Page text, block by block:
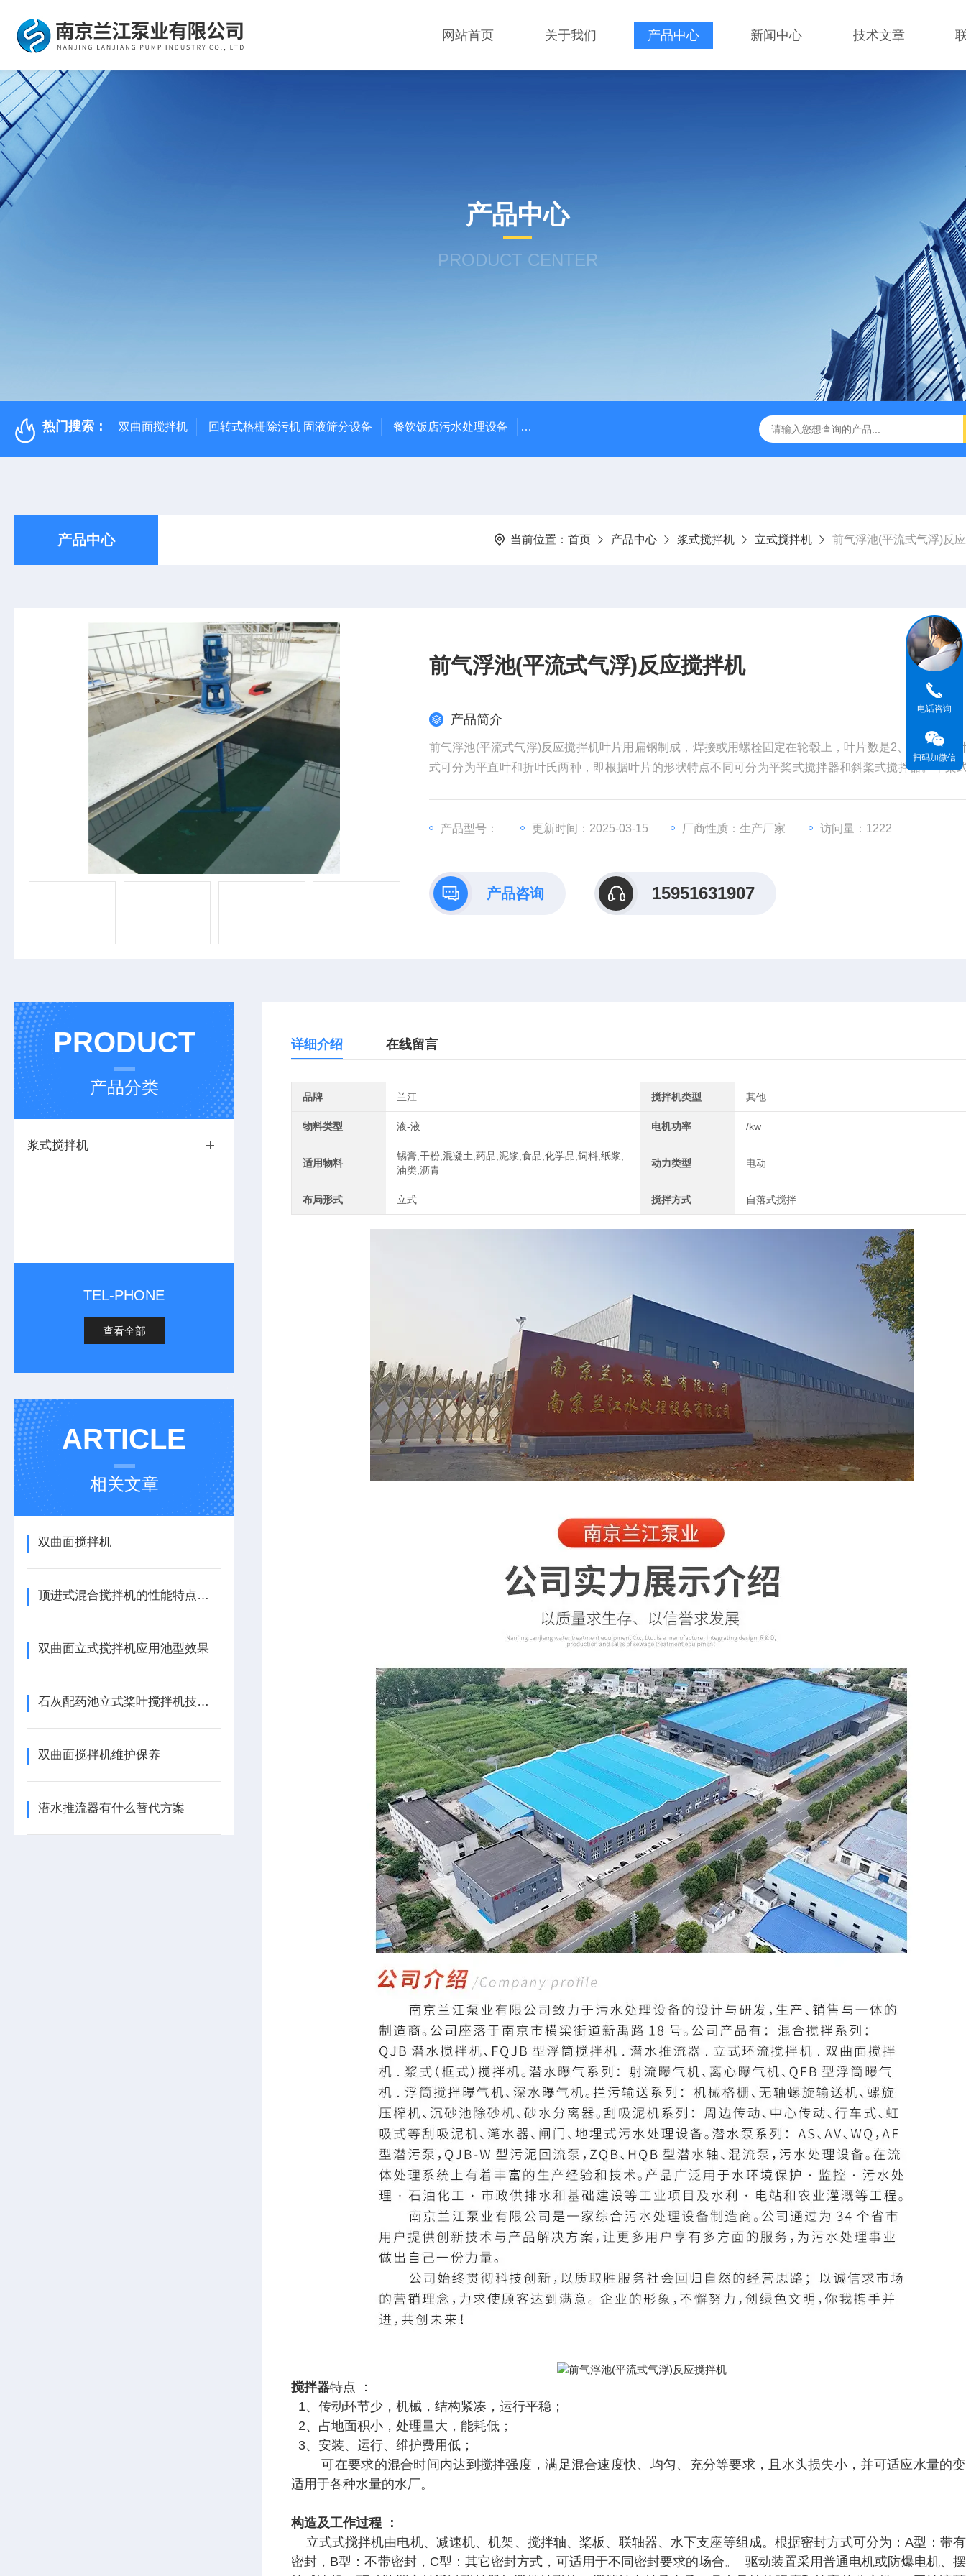
网站首页 关于我们 产品中心 新闻中心 技术文章
产品中心
PRODUCT CENTER
热门搜索： 双曲面搅拌机 回转式格栅除污机 固液筛分设备 餐饮饭店污水处理设备 高密度沉淀池中心传动刮泥机 伞型双曲面立式搅拌机 WNG5二沉池刮吸泥机原
产品中心 当前位置： 首页 产品中心 浆式搅拌机 立式搅拌机 前气浮池(平流式气浮)反
前气浮池(平流式气浮)反应搅拌机
产品简介
前气浮池(平流式气浮)反应搅拌机叶片用扁钢制成，焊接或用螺栓固定在轮毂上，叶片数是2、3或4片，
式可分为平直叶和折叶氏两种，即根据叶片的形状特点不同可分为平桨式搅拌器和斜桨式搅拌器。平桨
产品型号：
更新时间：2025-03-15 厂商性质：生产厂家 访问量：1222
产品咨询 15951631907
PRODUCT
产品分类
浆式搅拌机
TEL-PHONE
查看全部
ARTICLE
相关文章
双曲面搅拌机
顶进式混合搅拌机的性能特点，一看便知
双曲面立式搅拌机应用池型效果
石灰配药池立式桨叶搅拌机技术描述
双曲面搅拌机维护保养
潜水推流器有什么替代方案
详细介绍 在线留言
品牌 兰江 搅拌机类型 其他
物料类型 液-液 电机功率 /kw
适用物料
锡膏,干粉,混凝土,药品,泥浆,食品,化学品,饲料,纸浆,
油类,沥青
动力类型 电动
布局形式 立式 搅拌方式 自落式搅拌
搅拌器特点 ：
1、传动环节少，机械，结构紧凑，运行平稳；
2、占地面积小，处理量大，能耗低；
3、安装、运行、维护费用低；
可在要求的混合时间内达到搅拌强度，满足混合速度快、均匀、充分等要求，且水头损失小，并可适应水量的
适用于各种水量的水厂。
构造及工作过程 ：
立式式搅拌机由电机、减速机、机架、搅拌轴、桨板、联轴器、水下支座等组成。根据密封方式可分为：A型：带
密封，B型：不带密封，C型：其它密封方式，可适用于不同密封要求的场合。 驱动装置采用普通电机或防爆电机、
电话咨询
扫码加微信